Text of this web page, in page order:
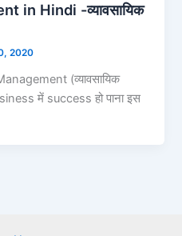
in Hindi -व्यावसायिक
2020
(व्यावसायिक
में success हो पाना इस